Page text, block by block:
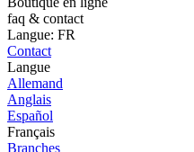
faq & contact
Langue: FR
Contact
Langue
Allemand
Anglais
Español
Français
Branches